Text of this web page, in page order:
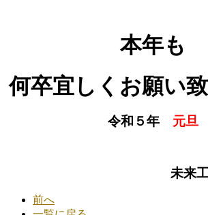
本年も
何卒宜しくお願い致
令和５年 元旦
未来
前へ